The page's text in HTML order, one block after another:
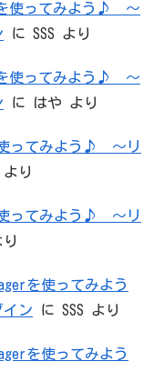
使ってみよう♪ ～
に SSS より
使ってみよう♪ ～
に はや より
使ってみよう♪ ～リ
より
使ってみよう♪ ～リ
を使ってみよう
ン に SSS より
を使ってみよう